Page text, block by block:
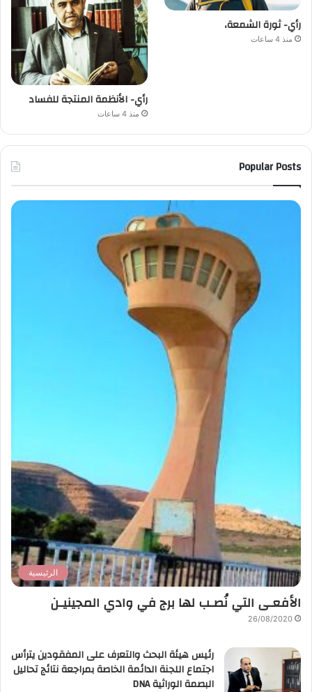
رأي- ثورة الشمعة،
منذ 4 ساعات
رأي- الأنظمة المنتجة للفساد
منذ 4 ساعات
Popular Posts
الرئيسية
الأفعـى التي نُصـب لها برج في وادي المجينيـن
26/08/2020
رئيس هيئة البحث والتعرف على المفقودين يترأس
اجتماع اللجنة الدائمة الخاصة بمراجعة نتائج تحاليل
البصمة الوراثية DNA